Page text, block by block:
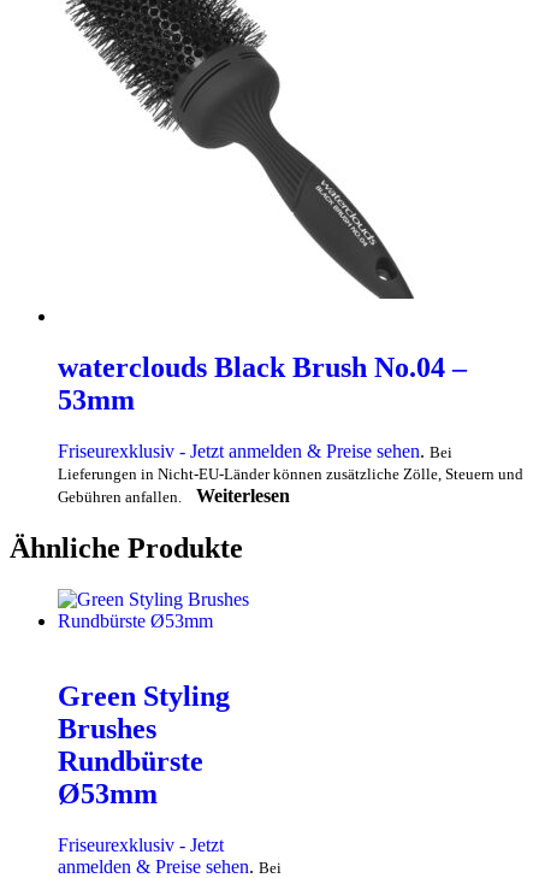
waterclouds Black Brush No.04 –
53mm
Friseurexklusiv - Jetzt anmelden & Preise sehen. Bei
Lieferungen in Nicht-EU-Länder können zusätzliche Zölle, Steuern und
Gebühren anfallen.
Weiterlesen
Ähnliche Produkte
Green Styling
Brushes
Rundbürste
Ø53mm
Friseurexklusiv - Jetzt
anmelden & Preise sehen. Bei